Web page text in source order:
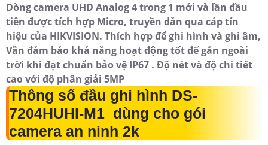
Dòng camera UHD Analog 4 trong 1 mới và lần đầu
tiên được tích hợp Micro, truyền dẫn qua cáp tín
hiệu của HIKVISION. Thích hợp để ghi hình và ghi âm,
Vẫn đảm bảo khả năng hoạt động tốt để gắn ngoài
trời khi đạt chuẩn bảo vệ IP67 . Độ nét và độ chi tiết
cao với độ phân giải 5MP
Thông số đầu ghi hình DS-
7204HUHI-M1 dùng cho gói
camera an ninh 2k